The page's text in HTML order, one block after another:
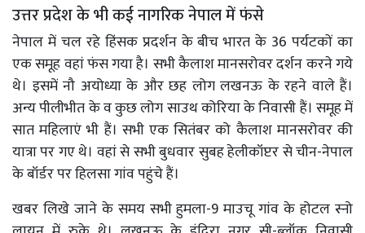
उत्तर प्रदेश के भी कई नागरिक नेपाल में फंसे
नेपाल में चल रहे हिंसक प्रदर्शन के बीच भारत के 36 पर्यटकों का
एक समूह वहां फंस गया है। सभी कैलाश मानसरोवर दर्शन करने गये
थे। इसमें नौ अयोध्या के और छह लोग लखनऊ के रहने वाले हैं।
अन्य पीलीभीत के व कुछ लोग साउथ कोरिया के निवासी हैं। समूह में
सात महिलाएं भी हैं। सभी एक सितंबर को कैलाश मानसरोवर की
यात्रा पर गए थे। वहां से सभी बुधवार सुबह हेलीकॉप्टर से चीन-नेपाल
के बॉर्डर पर हिलसा गांव पहुंचे हैं।
खबर लिखे जाने के समय सभी हुमला-9 माउचू गांव के होटल स्नो